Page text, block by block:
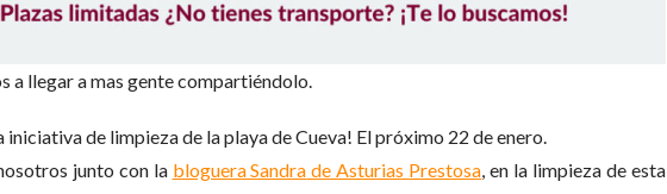
a llegar a mas gente compartiéndolo.
iniciativa de limpieza de la playa de Cueva! El próximo 22 de enero.
junto con la bloguera Sandra de Asturias Prestosa , en la limpieza de esta